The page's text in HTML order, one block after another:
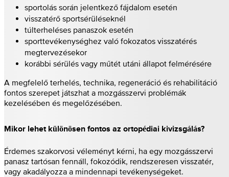
sportolás során jelentkező fájdalom esetén
visszatérő sportsérüléseknél
túlterheléses panaszok esetén
sporttevékenységhez való fokozatos visszatérés
megtervezésekor
korábbi sérülés vagy műtét utáni állapot felmérésére
A megfelelő terhelés, technika, regeneráció és rehabilitáció
fontos szerepet játszhat a mozgásszervi problémák
kezelésében és megelőzésében.
Mikor lehet különösen fontos az ortopédiai kivizsgálás?
Érdemes szakorvosi véleményt kérni, ha egy mozgásszervi
panasz tartósan fennáll, fokozódik, rendszeresen visszatér,
vagy akadályozza a mindennapi tevékenységeket.